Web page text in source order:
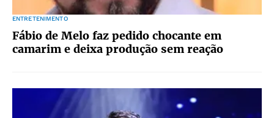
ENTRETENIMENTO
Fábio de Melo faz pedido chocante em
camarim e deixa produção sem reação